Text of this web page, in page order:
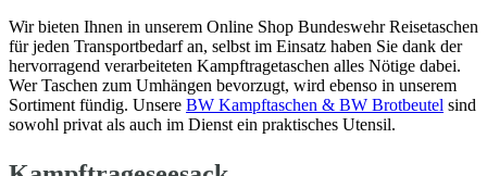
Wir bieten Ihnen in unserem Online Shop Bundeswehr Reisetaschen
für jeden Transportbedarf an, selbst im Einsatz haben Sie dank der
hervorragend verarbeiteten Kampftragetaschen alles Nötige dabei.
Wer Taschen zum Umhängen bevorzugt, wird ebenso in unserem
Sortiment fündig. Unsere BW Kampftaschen & BW Brotbeutel sind
sowohl privat als auch im Dienst ein praktisches Utensil.